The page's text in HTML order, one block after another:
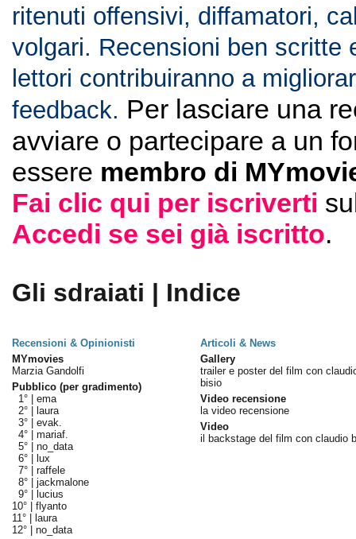
ritenuti offensivi, diffamatori,
volgari. Recensioni ben scritte
lettori contribuiranno a
feedback. Per lasciare una
avviare o partecipare a un
essere membro di
Fai clic qui per iscriverti
Accedi se sei già iscritto.
Gli sdraiati | Indice
Recensioni & Opinionisti
Articoli & News
MYmovies
Marzia Gandolfi
Pubblico (per gradimento)
1° | ema
2° |
laura
3° | evak.
4° | mariaf.
5° | no_data
6° |
lux
7° | raffele
8° | jackmalone
9° |
lucius
10° | flyanto
11° |
laura
12° | no_data
Gallery
trailer e poster del film con
bisio
Video recensione
la video recensione
Video
il backstage del film con claudio